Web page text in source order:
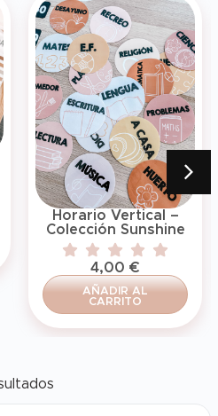
Horario Vertical –
Colección Sunshine
4,00 €
AÑADIR AL
CARRITO